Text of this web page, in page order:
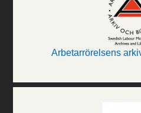
Arbetarrörelsens